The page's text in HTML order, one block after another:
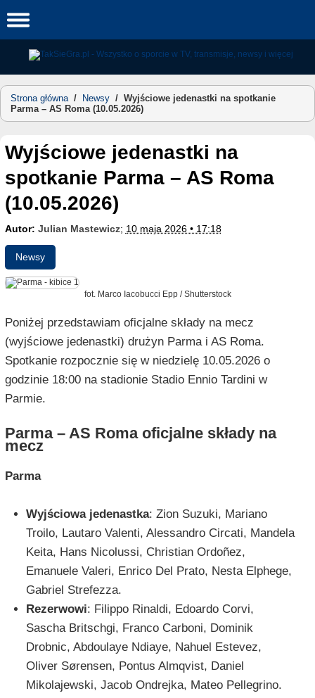
to
Strona główna/ Newsy / Wyjściowe jedenastki na spotkanie
Parma – AS Roma (10.05.2026)
Wyjściowe jedenastki na
spotkanie Parma – AS Roma
(10.05.2026)
Autor: Julian Mastewicz; 10 maja 2026 • 17:18
Newsy
fot. Marco Iacobucci Epp / Shutterstock
Poniżej przedstawiam oficjalne składy na mecz
(wyjściowe jedenastki) drużyn Parma i AS Roma.
Spotkanie rozpocznie się w niedzielę 10.05.2026 o
godzinie 18:00 na stadionie Stadio Ennio Tardini w
Parmie.
Parma – AS Roma oficjalne składy na
mecz
Parma
Wyjściowa jedenastka: Zion Suzuki, Mariano
Troilo, Lautaro Valenti, Alessandro Circati, Mandela
Keita, Hans Nicolussi, Christian Ordoñez,
Emanuele Valeri, Enrico Del Prato, Nesta Elphege,
Gabriel Strefezza.
Rezerwowi: Filippo Rinaldi, Edoardo Corvi,
Sascha Britschgi, Franco Carboni, Dominik
Drobnic, Abdoulaye Ndiaye, Nahuel Estevez,
Oliver Sørensen, Pontus Almqvist, Daniel
Mikolajewski, Jacob Ondrejka, Mateo Pellegrino.